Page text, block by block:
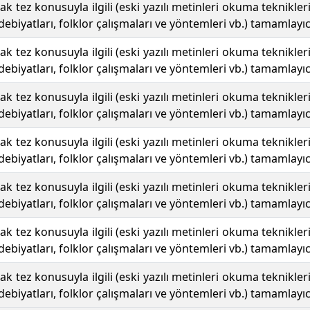
tez konusuyla ilgili (eski yazılı metinleri okuma
folklor çalışmaları ve yöntemleri vb.)
tez konusuyla ilgili (eski yazılı metinleri okuma
folklor çalışmaları ve yöntemleri vb.)
tez konusuyla ilgili (eski yazılı metinleri okuma
folklor çalışmaları ve yöntemleri vb.)
tez konusuyla ilgili (eski yazılı metinleri okuma
folklor çalışmaları ve yöntemleri vb.)
tez konusuyla ilgili (eski yazılı metinleri okuma
folklor çalışmaları ve yöntemleri vb.)
tez konusuyla ilgili (eski yazılı metinleri okuma
folklor çalışmaları ve yöntemleri vb.)
tez konusuyla ilgili (eski yazılı metinleri okuma
folklor çalışmaları ve yöntemleri vb.)